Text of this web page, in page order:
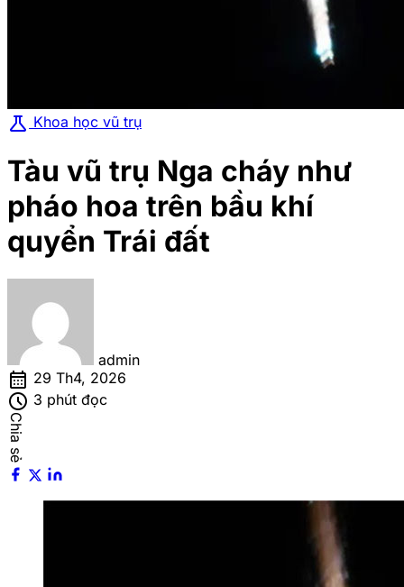
science Khoa học vũ trụ
Tàu vũ trụ Nga cháy như
pháo hoa trên bầu khí
quyển Trái đất
admin
calendar_month 29 Th4, 2026
schedule 3 phút đọc
Chia sẻ